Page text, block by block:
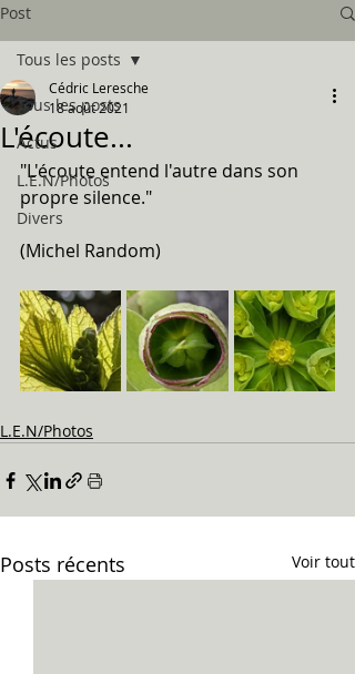
Post
Tous les posts
Actus
L.E.N/Photos
Divers
Tous les posts
L'écoute...
Cédric Leresche
18 août 2021
"L'écoute entend l'autre dans son
propre silence."
(Michel Random)
L.E.N/Photos
Posts récents Voir tout